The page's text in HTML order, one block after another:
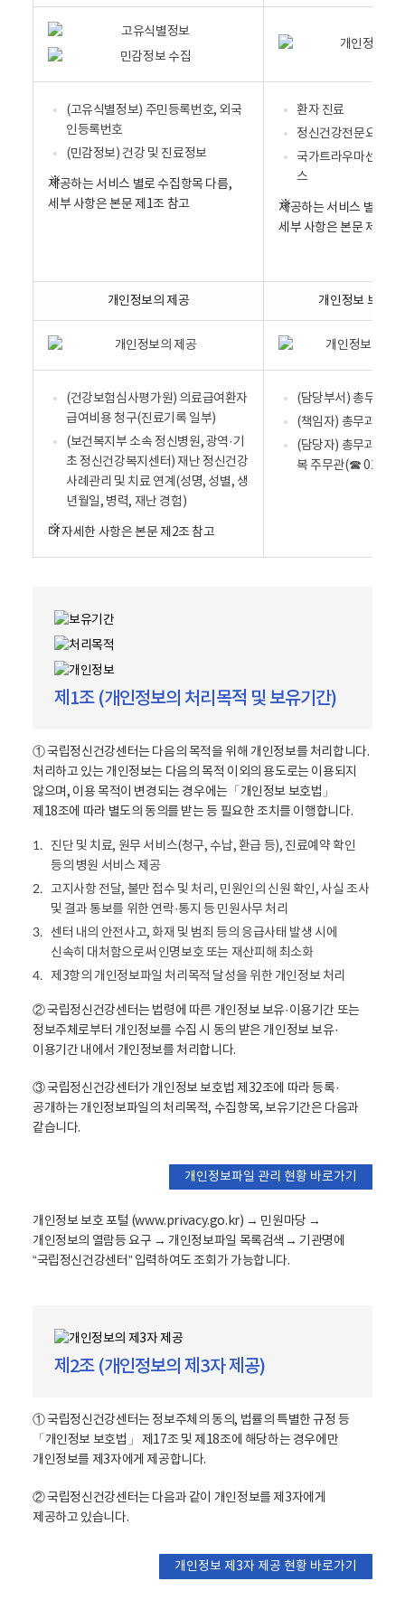
(고유식별정보) 주민등록번호, 외국
인등록번호
(민감정보) 건강 및 진료정보
제공하는 서비스 별로 수집항목 다름,
세부 사항은 본문 제1조 참고
환자 진료
정신건강전문요원 자
국가트라우마센터의
스
제공하는 서비스 별로 처
세부 사항은 본문 제1조
개인정보의 제공 개인정보 보호
(건강보험심사평가원) 의료급여환자
급여비용 청구(진료기록 일부)
(보건복지부 소속 정신병원, 광역·기
초 정신건강복지센터) 재난 정신건강
사례관리 및 치료 연계(성명, 성별, 생
년월일, 병력, 재난 경험)
더 자세한 사항은 본문 제2조 참고
(담당부서) 총무과
(책임자) 총무과장
(담당자) 총무과정보
복 주무관(☎ 02-
제1조 (개인정보의 처리목적 및 보유기간)
① 국립정신건강센터는 다음의 목적을 위해 개인정보를 처리합니다.
처리하고 있는 개인정보는 다음의 목적 이외의 용도로는 이용되지
않으며, 이용 목적이 변경되는 경우에는「개인정보 보호법」
제18조에 따라 별도의 동의를 받는 등 필요한 조치를 이행합니다.
1.
진단 및 치료, 원무 서비스(청구, 수납, 환급 등), 진료예약 확인
등의 병원 서비스 제공
2.
고지사항 전달, 불만 접수 및 처리, 민원인의 신원 확인, 사실 조사
및 결과 통보를 위한 연락·통지 등 민원사무 처리
3.
센터 내의 안전사고, 화재 및 범죄 등의 응급사태 발생 시에
신속히 대처함으로써 인명보호 또는 재산피해 최소화
4. 제3항의 개인정보파일 처리목적 달성을 위한 개인정보 처리
② 국립정신건강센터는 법령에 따른 개인정보 보유·이용기간 또는
정보주체로부터 개인정보를 수집 시 동의 받은 개인정보 보유·
이용기간 내에서 개인정보를 처리합니다.
③ 국립정신건강센터가 개인정보 보호법 제32조에 따라 등록·
공개하는 개인정보파일의 처리목적, 수집항목, 보유기간은 다음과
같습니다.
개인정보파일 관리 현황 바로가기
개인정보 보호 포털 (www.privacy.go.kr) → 민원마당 →
개인정보의 열람등 요구 → 개인정보파일 목록검색→ 기관명에
“국립정신건강센터” 입력하여도 조회가 가능합니다.
제2조 (개인정보의 제3자 제공)
① 국립정신건강센터는 정보주체의 동의, 법률의 특별한 규정 등
「개인정보 보호법」 제17조 및 제18조에 해당하는 경우에만
개인정보를 제3자에게 제공합니다.
② 국립정신건강센터는 다음과 같이 개인정보를 제3자에게
제공하고 있습니다.
개인정보 제3자 제공 현황 바로가기